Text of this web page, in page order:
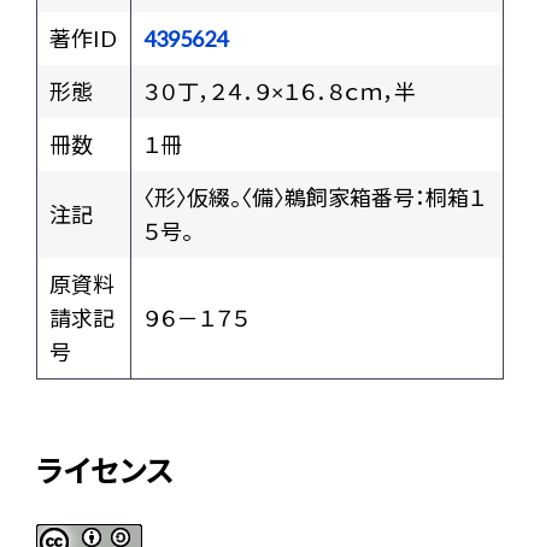
著作ID
4395624
形態
３０丁，２４．９×１６．８ｃｍ，半
冊数
１冊
注記
〈形〉仮綴。〈備〉鵜飼家箱番号：桐箱１
５号。
原資料
請求記
号
９６－１７５
ライセンス